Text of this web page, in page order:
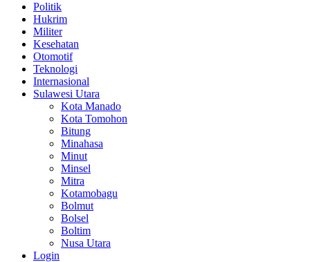
Politik
Hukrim
Militer
Kesehatan
Otomotif
Teknologi
Internasional
Sulawesi Utara
Kota Manado
Kota Tomohon
Bitung
Minahasa
Minut
Minsel
Mitra
Kotamobagu
Bolmut
Bolsel
Boltim
Nusa Utara
Login